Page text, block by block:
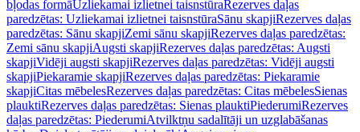
bļodas formāUzliekamai izlietnei taisnstūraRezerves daļas
paredzētas: Uzliekamai izlietnei taisnstūraSānu skapjiRezerves daļas
paredzētas: Sānu skapjiZemi sānu skapjiRezerves daļas paredzētas:
Zemi sānu skapjiAugsti skapjiRezerves daļas paredzētas: Augsti
skapjiVidēji augsti skapjiRezerves daļas paredzētas: Vidēji augsti
skapjiPiekaramie skapjiRezerves daļas paredzētas: Piekaramie
skapjiCitas mēbelesRezerves daļas paredzētas: Citas mēbelesSienas
plauktiRezerves daļas paredzētas: Sienas plauktiPiederumiRezerves
daļas paredzētas: PiederumiAtvilktņu sadalītāji un uzglabāšanas